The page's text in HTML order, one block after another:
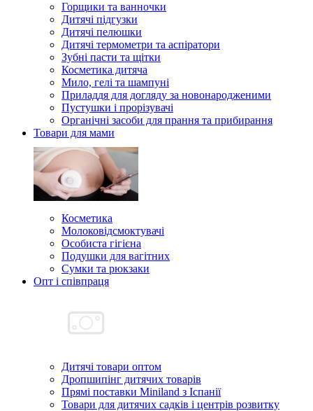
Горщики та ванночки
Дитячі підгузки
Дитячі пелюшки
Дитячі термометри та аспіратори
Зубні пасти та щітки
Косметика дитяча
Мило, гелі та шампуні
Приладдя для догляду за новонародженими
Пустушки і прорізувачі
Органічні засоби для прання та прибирання
Товари для мами
Косметика
Молоковідсмоктувачі
Особиста гігієна
Подушки для вагітних
Сумки та рюкзаки
Опт і співпраця
Дитячі товари оптом
Дропшипінг дитячих товарів
Прямі поставки Miniland з Іспанії
Товари для дитячих садків і центрів розвитку